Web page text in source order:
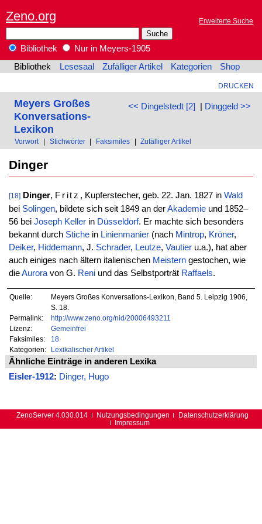
Zeno.org Erweiterte Suche
Bibliothek
Nur in Meyers-1905
Bibliothek
Lesesaal Zufälliger Artikel Kategorien Shop
DRUCKEN
<< Dingelstedt [2] | Dinggeld >>
Meyers Großes
Konversations-
Lexikon
Vorwort Stichwörter Faksimiles Zufälliger Artikel
Dinger
[18] Dinger, Fritz , Kupferstecher, geb. 22. Jan. 1827 inWald
bei Solingen, bildete sich seit 1849 an derAkademieund 1852–
56 bei Joseph Kellerin Düsseldorf. Er machte sich besonders
bekannt durch Stichein Linienmanier(nach Mintrop, Kröner,
Deiker, Hiddemann, J. Schrader, Leutze, Vautieru.a.), hat aber
auch einiges nach ältern italienischen Meisterngestochen, wie
dieAuroravon G. Reniund das Selbstporträt Raffaels.
Quelle:
Meyers Großes Konversations-Lexikon, Band 5. Leipzig 1906,
S. 18.
Permalink:
http://www.zeno.org/nid/20006493211
Lizenz:
Gemeinfrei
Faksimiles:
18
Kategorien:
Lexikalischer Artikel
Ähnliche Einträge in anderen Lexika
Eisler-1912: Dinger, Hugo
ZenoServer 4.030.014 Nutzungsbedingungen
Datenschutzerklärung
Impressum